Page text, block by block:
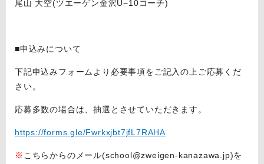
尾山 大空(ツエーゲン金沢U−10コーチ)
■申込みについて
下記申込みフォームより必要事項をご記入の上ご応募くだ
さい。
応募多数の場合は、抽選とさせていただきます。
https://forms.gle/Fwrkxjbt7jfL7RAHA
※ こちらからのメール(school@zweigen-kanazawa.jp)を